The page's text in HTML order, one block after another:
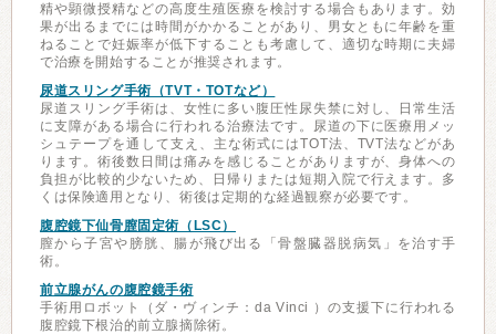
精や顕微授精などの高度生殖医療を検討する場合もあります。効
果が出るまでには時間がかかることがあり、男女ともに年齢を重
ねることで妊娠率が低下することも考慮して、適切な時期に夫婦
で治療を開始することが推奨されます。
尿道スリング手術（TVT・TOTなど）
尿道スリング手術は、女性に多い腹圧性尿失禁に対し、日常生活
に支障がある場合に行われる治療法です。尿道の下に医療用メッ
シュテープを通して支え、主な術式にはTOT法、TVT法などがあ
ります。術後数日間は痛みを感じることがありますが、身体への
負担が比較的少ないため、日帰りまたは短期入院で行えます。多
くは保険適用となり、術後は定期的な経過観察が必要です。
腹腔鏡下仙骨膣固定術（LSC）
膣から子宮や膀胱、腸が飛び出る「骨盤臓器脱病気」を治す手
術。
前立腺がんの腹腔鏡手術
手術用ロボット（ダ・ヴィンチ：da Vinci ）の支援下に行われる
腹腔鏡下根治的前立腺摘除術。